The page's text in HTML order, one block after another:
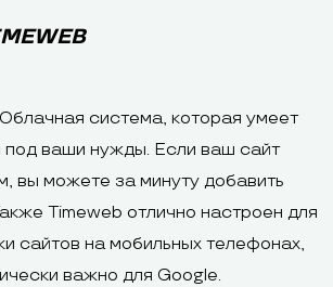
Облачная система, которая умеет
под ваши нужды. Если ваш сайт
вы можете за минуту добавить
Timeweb отлично настроен для
сайтов на мобильных телефонах,
важно для Google.